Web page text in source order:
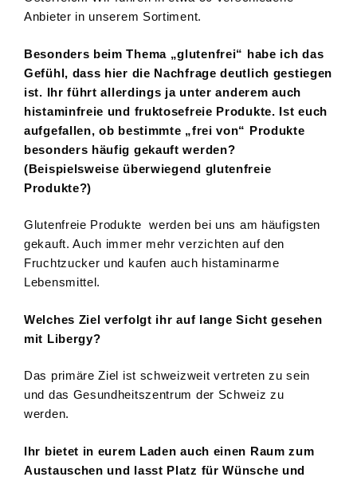
Anbieter in unserem Sortiment.
Besonders beim Thema „glutenfrei“ habe ich das
Gefühl, dass hier die Nachfrage deutlich gestiegen
ist. Ihr führt allerdings ja unter anderem auch
histaminfreie und fruktosefreie Produkte. Ist euch
aufgefallen, ob bestimmte „frei von“ Produkte
besonders häufig gekauft werden?
(Beispielsweise überwiegend glutenfreie
Produkte?)
Glutenfreie Produkte werden bei uns am häufigsten
gekauft. Auch immer mehr verzichten auf den
Fruchtzucker und kaufen auch histaminarme
Lebensmittel.
Welches Ziel verfolgt ihr auf lange Sicht gesehen
mit Libergy?
Das primäre Ziel ist schweizweit vertreten zu sein
und das Gesundheitszentrum der Schweiz zu
werden.
Ihr bietet in eurem Laden auch einen Raum zum
Austauschen und lasst Platz für Wünsche und